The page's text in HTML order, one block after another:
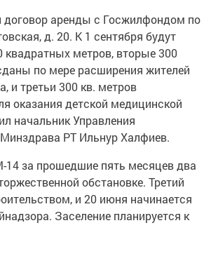
договор аренды с Госжилфондом по
д. 20. К 1 сентября будут
метров, вторые 300
по мере расширения жителей
и третьи 300 кв. метров
оказания детской медицинской
начальник Управления
РТ Ильнур Халфиев.
14 за прошедшие пять месяцев два
обстановке. Третий
и 20 июня начинается
Заселение планируется к